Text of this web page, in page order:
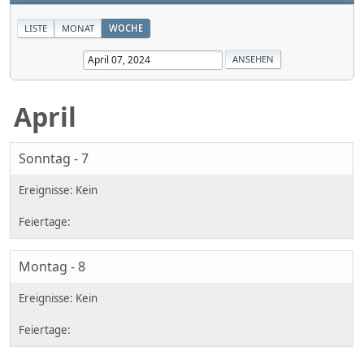
LISTE MONAT WOCHE
April
Sonntag - 7
Montag - 8